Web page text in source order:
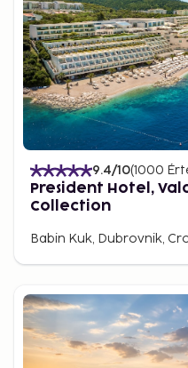
9.4/10(1000
President Hotel,
Collection
Babin Kuk, Dubrovnik,